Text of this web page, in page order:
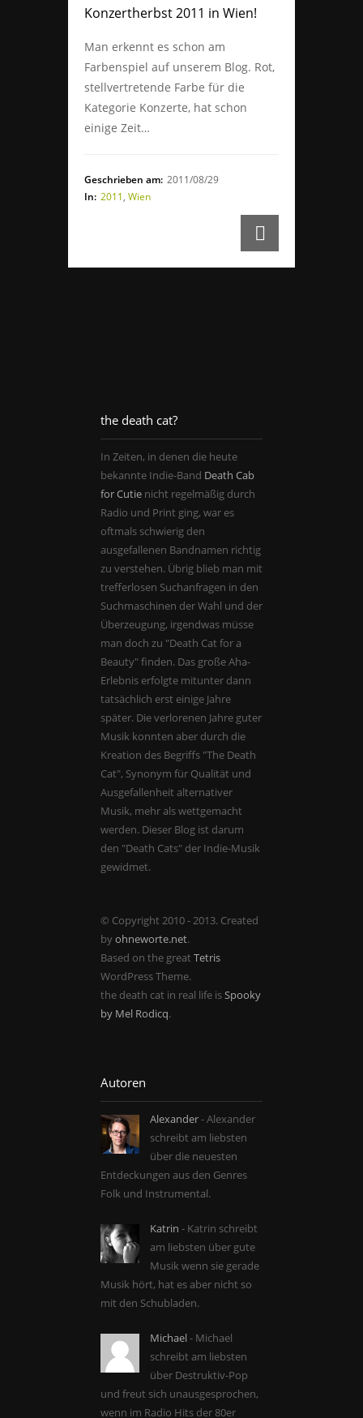
Konzertherbst 2011 in Wien!
Man erkennt es schon am
Farbenspiel auf unserem Blog. Rot,
stellvertretende Farbe für die
Kategorie Konzerte, hat schon
einige Zeit…
Geschrieben am: 2011/08/29
In: 2011, Wien
the death cat?
In Zeiten, in denen die heute
bekannte Indie-Band Death Cab
for Cutie nicht regelmäßig durch
Radio und Print ging, war es
oftmals schwierig den
ausgefallenen Bandnamen richtig
zu verstehen. Übrig blieb man mit
trefferlosen Suchanfragen in den
Suchmaschinen der Wahl und der
Überzeugung, irgendwas müsse
man doch zu "Death Cat for a
Beauty" finden. Das große Aha-
Erlebnis erfolgte mitunter dann
tatsächlich erst einige Jahre
später. Die verlorenen Jahre guter
Musik konnten aber durch die
Kreation des Begriffs "The Death
Cat", Synonym für Qualität und
Ausgefallenheit alternativer
Musik, mehr als wettgemacht
werden. Dieser Blog ist darum
den "Death Cats" der Indie-Musik
gewidmet.
© Copyright 2010 - 2013. Created
byohneworte.net.
Based on the great Tetris
WordPress Theme.
the death cat in real life isSpooky
by Mel Rodicq.
Autoren
Alexander- Alexander
schreibt am liebsten
über die neuesten
Entdeckungen aus den Genres
Folk und Instrumental.
Katrin - Katrin schreibt
am liebsten über gute
Musik wenn sie gerade
Musik hört, hat es aber nicht so
mit den Schubladen.
Michael- Michael
schreibt am liebsten
über Destruktiv-Pop
und freut sich unausgesprochen,
wenn im Radio Hits der 80er